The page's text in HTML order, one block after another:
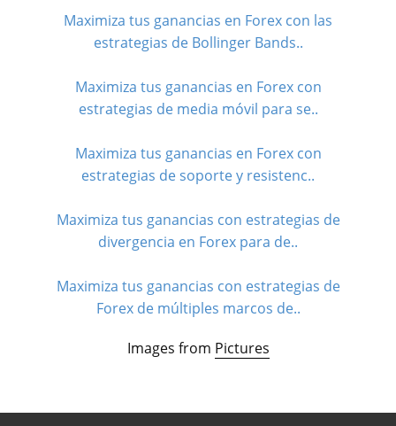
Maximiza tus ganancias en Forex con las
estrategias de Bollinger Bands..
Maximiza tus ganancias en Forex con
estrategias de media móvil para se..
Maximiza tus ganancias en Forex con
estrategias de soporte y resistenc..
Maximiza tus ganancias con estrategias de
divergencia en Forex para de..
Maximiza tus ganancias con estrategias de
Forex de múltiples marcos de..
Images from Pictures